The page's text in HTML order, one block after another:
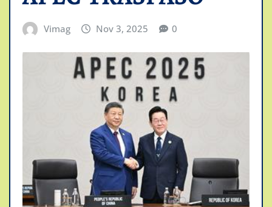
Vimag Nov 3, 2025 0